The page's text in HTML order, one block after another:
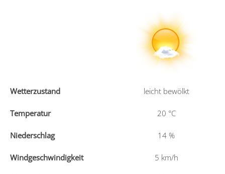
Wetterzustand leicht bewölkt
Temperatur 20 °C
Niederschlag 14 %
Windgeschwindigkeit 5 km/h